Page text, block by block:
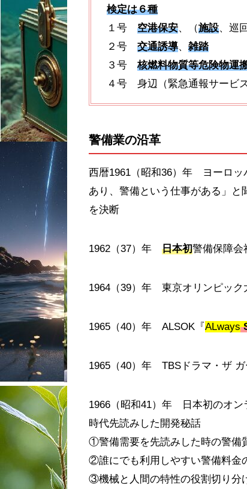
検定は６種
１号 空港保安、（施設、巡
２号 交通誘導、 雑踏
３号 核燃料物質等危険物運
４号 身辺（緊急通報サービ
警備業の沿革
西暦1961（昭和36）年 ヨーロッ
あり、警備という仕事がある」
を決断
1962（37）年 日本初警備保障会
1964（39）年 東京オリンピック
1965（40）年 ALSOK『ALways
1965（40）年 TBSドラマ・ザ
1966（昭和41）年 日本初のオン
時代先読みした開発秘話
①警備需要を先読みした時の警備
②誰にでも利用しやすい警備料金
③機械と人間の特性の役割切り分